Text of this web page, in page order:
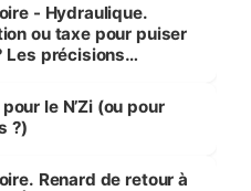
- Hydraulique.
ou taxe pour puiser
Les précisions
le N’Zi (ou pour
?)
Renard de retour à